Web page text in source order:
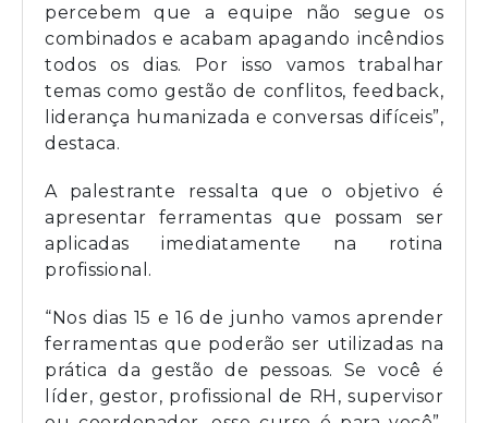
percebem que a equipe não segue os
combinados e acabam apagando incêndios
todos os dias. Por isso vamos trabalhar
temas como gestão de conflitos, feedback,
liderança humanizada e conversas difíceis”,
destaca.
A palestrante ressalta que o objetivo é
apresentar ferramentas que possam ser
aplicadas imediatamente na rotina
profissional.
“Nos dias 15 e 16 de junho vamos aprender
ferramentas que poderão ser utilizadas na
prática da gestão de pessoas. Se você é
líder, gestor, profissional de RH, supervisor